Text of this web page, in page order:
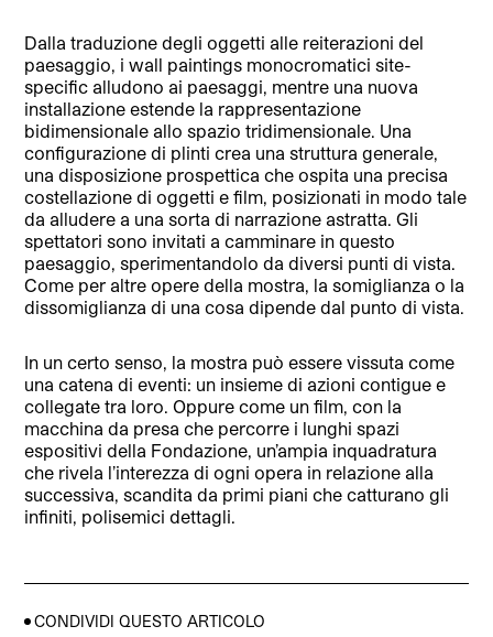
Dalla traduzione degli oggetti alle reiterazioni del
paesaggio, i wall paintings monocromatici site-
specific alludono ai paesaggi, mentre una nuova
installazione estende la rappresentazione
bidimensionale allo spazio tridimensionale. Una
configurazione di plinti crea una struttura generale,
una disposizione prospettica che ospita una precisa
costellazione di oggetti e film, posizionati in modo tale
da alludere a una sorta di narrazione astratta. Gli
spettatori sono invitati a camminare in questo
paesaggio, sperimentandolo da diversi punti di vista.
Come per altre opere della mostra, la somiglianza o la
dissomiglianza di una cosa dipende dal punto di vista.
In un certo senso, la mostra può essere vissuta come
una catena di eventi: un insieme di azioni contigue e
collegate tra loro. Oppure come un film, con la
macchina da presa che percorre i lunghi spazi
espositivi della Fondazione, un’ampia inquadratura
che rivela l’interezza di ogni opera in relazione alla
successiva, scandita da primi piani che catturano gli
infiniti, polisemici dettagli.
CONDIVIDI QUESTO ARTICOLO